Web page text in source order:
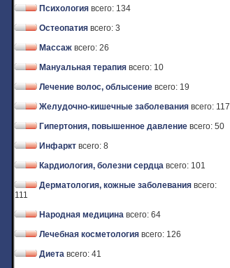
Психология всего: 134
Остеопатия всего: 3
Массаж всего: 26
Мануальная терапия всего: 10
Лечение волос, облысение всего: 19
Желудочно-кишечные заболевания всего: 117
Гипертония, повышенное давление всего: 50
Инфаркт всего: 8
Кардиология, болезни сердца всего: 101
Дерматология, кожные заболевания всего:
111
Народная медицина всего: 64
Лечебная косметология всего: 126
Диета всего: 41